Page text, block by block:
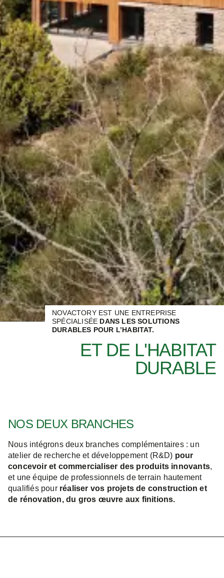
NOVACTORY EST UNE ENTREPRISE
SPÉCIALISÉE DANS LES SOLUTIONS
DURABLES POUR L’HABITAT.
ET DE L'HABITAT
DURABLE
NOS DEUX BRANCHES
Nous intégrons deux branches complémentaires : un
atelier de recherche et développement (R&D) pour
concevoir et commercialiser des produits innovants,
et une équipe de professionnels de terrain hautement
qualifiés pour réaliser vos projets de construction et
de rénovation, du gros œuvre aux finitions.